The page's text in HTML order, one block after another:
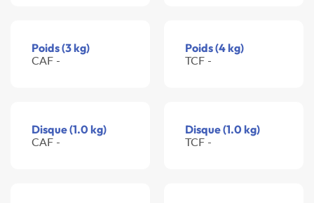
Poids (3 kg)
CAF -
Poids (4 kg)
TCF -
Disque (1.0 kg)
CAF -
Disque (1.0 kg)
TCF -